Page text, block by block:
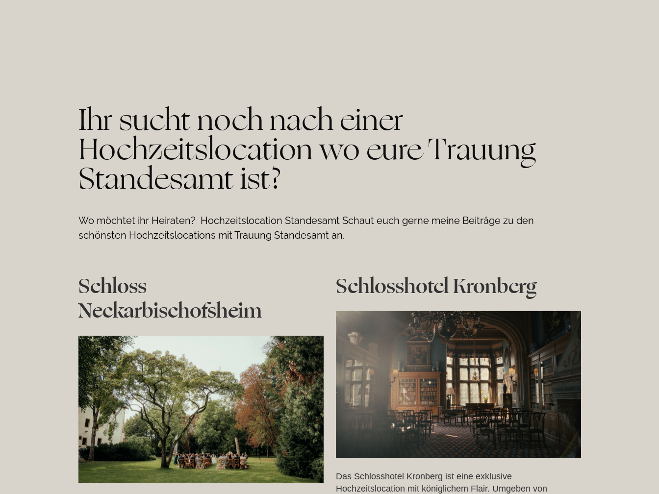
Ihr sucht noch nach einer
Hochzeitslocation wo eure Trauung
Standesamt ist?
Wo möchtet ihr Heiraten? Hochzeitslocation Standesamt Schaut euch gerne meine Beiträge zu den
schönsten Hochzeitslocations mit Trauung Standesamt an.
Schloss
Neckarbischofsheim
Schlosshotel Kronberg
Das Schlosshotel Kronberg ist eine exklusive
Hochzeitslocation mit königlichem Flair. Umgeben von